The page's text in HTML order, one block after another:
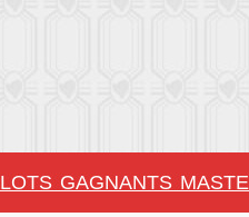
GAGNANTS